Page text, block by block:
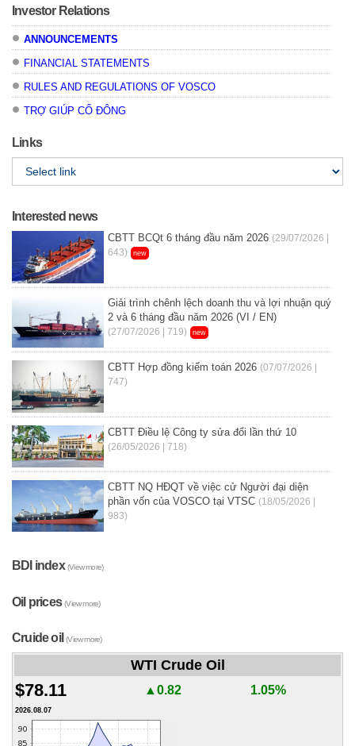
Investor Relations
ANNOUNCEMENTS
FINANCIAL STATEMENTS
RULES AND REGULATIONS OF VOSCO
TRỢ GIÚP CỔ ĐÔNG
Links
Interested news
CBTT BCQt 6 tháng đầu năm 2026 (29/07/2026 |
643)
new
Giải trình chênh lệch doanh thu và lợi nhuận quý
2 và 6 tháng đầu năm 2026 (VI / EN)
(27/07/2026 | 719) new
CBTT Hợp đồng kiểm toán 2026 (07/07/2026 |
747)
CBTT Điều lệ Công ty sửa đổi lần thứ 10
(26/05/2026 | 718)
CBTT NQ HĐQT về việc cử Người đại diện
phần vốn của VOSCO tại VTSC (18/05/2026 |
983)
BDI index(View more)
Oil prices(View more)
Cruide oil(View more)
WTI Crude Oil
$78.11 ▲0.82 1.05%
2026.08.07